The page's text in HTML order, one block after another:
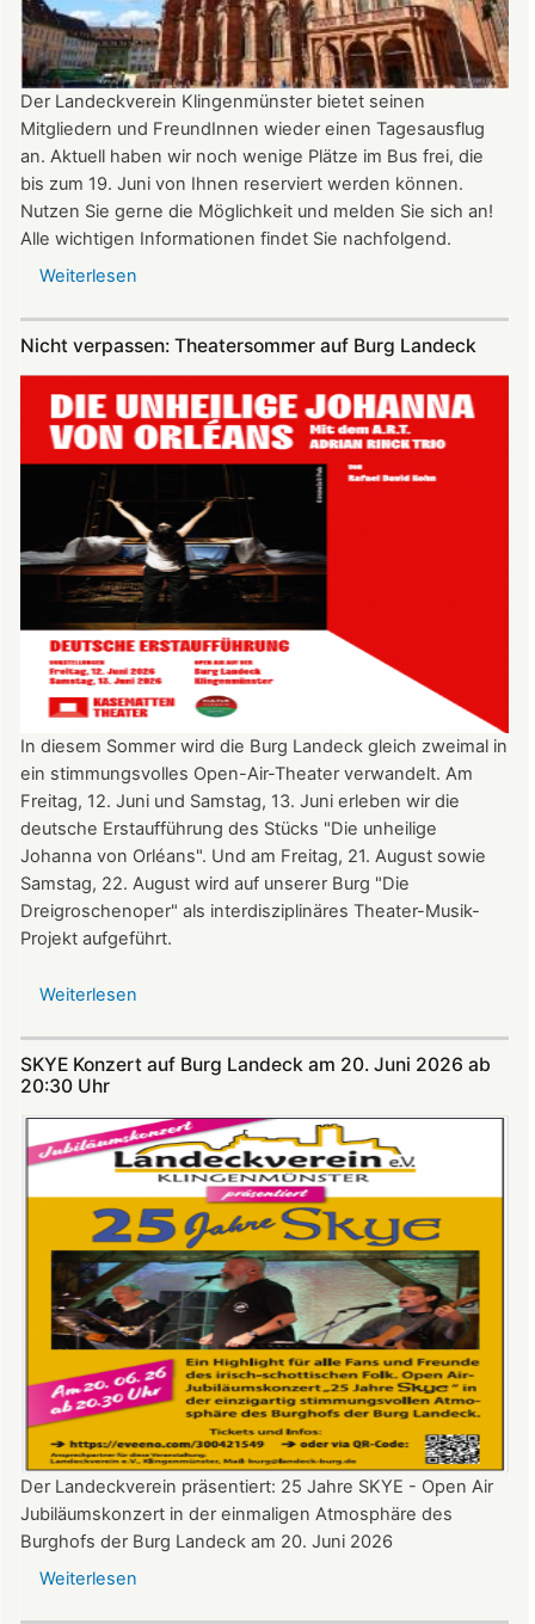
Uhr
Der Landeckverein Klingenmünster bietet seinen
Mitgliedern und FreundInnen wieder einen Tagesausflug
an. Aktuell haben wir noch wenige Plätze im Bus frei, die
bis zum 19. Juni von Ihnen reserviert werden können.
Nutzen Sie gerne die Möglichkeit und melden Sie sich an!
Alle wichtigen Informationen findet Sie nachfolgend.
Weiterlesen
4.
2026
nach
Freiburg
Nicht verpassen: Theatersommer auf Burg Landeck
In diesem Sommer wird die Burg Landeck gleich zweimal in
ein stimmungsvolles Open-Air-Theater verwandelt. Am
Freitag, 12. Juni und Samstag, 13. Juni erleben wir die
deutsche Erstaufführung des Stücks "Die unheilige
Johanna von Orléans". Und am Freitag, 21. August sowie
Samstag, 22. August wird auf unserer Burg "Die
Dreigroschenoper" als interdisziplinäres Theater-Musik-
Projekt aufgeführt.
Weiterlesen
Theatersommer
Burg
Landeck
SKYE Konzert auf Burg Landeck am 20. Juni 2026 ab
20:30 Uhr​​​​​​​​​​​​​​
Der Landeckverein präsentiert: 25 Jahre SKYE - Open Air
Jubiläumskonzert in der einmaligen Atmosphäre des
Burghofs der Burg Landeck am 20. Juni 2026
Weiterlesen